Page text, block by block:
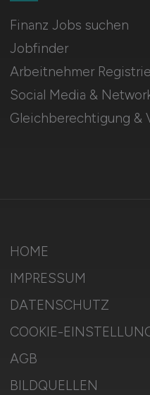
Finanz Jobs suchen
Jobfinder
Arbeitnehmer
Social Media &
Gleichberechtigung &
HOME
IMPRESSUM
DATENSCHUTZ
COOKIE-
AGB
BILDQUELLEN